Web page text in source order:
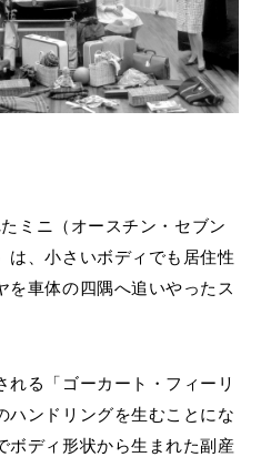
ミニ（オースチン・セブン
は、小さいボディでも居住性
を車体の四隅へ追いやったス
れる「ゴーカート・フィーリ
ハンドリングを生むことにな
ボディ形状から生まれた副産